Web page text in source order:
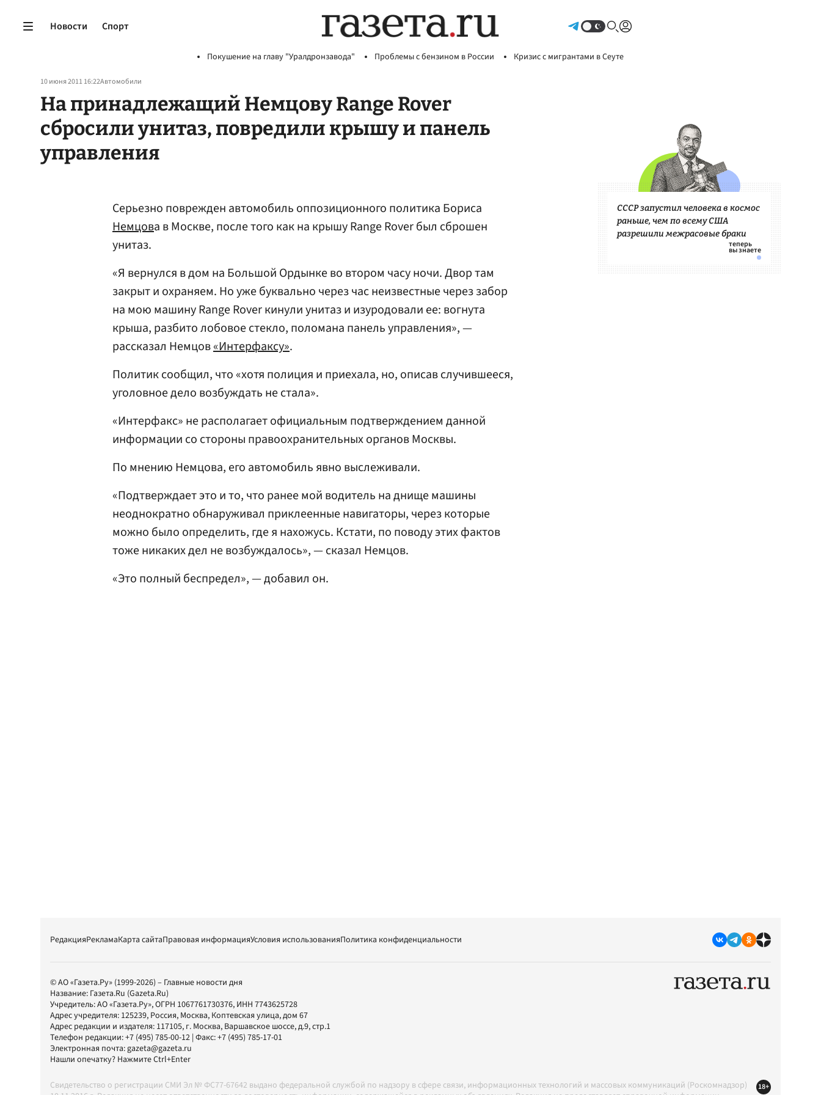
Новости Спорт
Покушение на главу "Уралдронзавода" Проблемы с бензином в России Кризис с мигрантами в Сеуте
10 июня 2011 16:22Автомобили
На принадлежащий Немцову Range Rover
сбросили унитаз, повредили крышу и панель
управления
Серьезно поврежден автомобиль оппозиционного политика Бориса
Немцова в Москве, после того как на крышу Range Rover был сброшен
унитаз.
«Я вернулся в дом на Большой Ордынке во втором часу ночи. Двор там
закрыт и охраняем. Но уже буквально через час неизвестные через забор
на мою машину Range Rover кинули унитаз и изуродовали ее: вогнута
крыша, разбито лобовое стекло, поломана панель управления», —
рассказал Немцов«Интерфаксу».
Политик сообщил, что «хотя полиция и приехала, но, описав случившееся,
уголовное дело возбуждать не стала».
«Интерфакс» не располагает официальным подтверждением данной
информации со стороны правоохранительных органов Москвы.
По мнению Немцова, его автомобиль явно выслеживали.
«Подтверждает это и то, что ранее мой водитель на днище машины
неоднократно обнаруживал приклеенные навигаторы, через которые
можно было определить, где я нахожусь. Кстати, по поводу этих фактов
тоже никаких дел не возбуждалось», — сказал Немцов.
«Это полный беспредел», — добавил он.
СССР запустил человека в космос
раньше, чем по всему США
разрешили межрасовые браки
РедакцияРекламаКарта сайтаПравовая информацияУсловия использованияПолитика конфиденциальности
© АО «Газета.Ру» (1999-2026) – Главные новости дня
Название: Газета.Ru (Gazeta.Ru)
Учредитель:АО «Газета.Ру», ОГРН 1067761730376, ИНН 7743625728
Адрес учредителя: 125239, Россия, Москва, Коптевская улица, дом 67
Адрес редакции и издателя: 117105, г. Москва, Варшавское шоссе, д.9, стр.1
Телефон редакции:+7 (495) 785-00-12 | Факс:+7 (495) 785-17-01
Электронная почта:gazeta@gazeta.ru
Нашли опечатку? Нажмите Ctrl+Enter
Свидетельство о регистрации СМИ Эл № ФС77-67642 выдано федеральной службой по надзору в сфере связи, информационных технологий и массовых коммуникаций (Роскомнадзор)
18+